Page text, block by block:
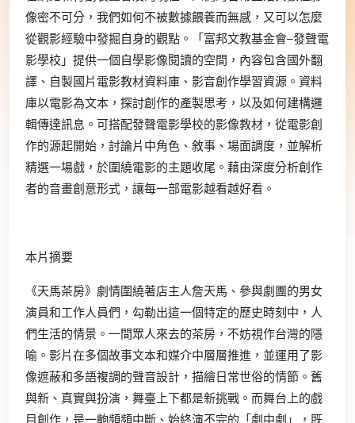
像密不可分，我們如何不被數據餵養而無感，又可以怎麼
從觀影經驗中發掘自身的觀點。「富邦文教基金會─發聲電
影學校」提供一個自學影像閱讀的空間，內容包含國外翻
譯、自製國片電影教材資料庫、影音創作學習資源。資料
庫以電影為文本，探討創作的產製思考，以及如何建構邏
輯傳達訊息。可搭配發聲電影學校的影像教材，從電影創
作的源起開始，討論片中角色、敘事、場面調度，並解析
精選一場戲，於圍繞電影的主題收尾。藉由深度分析創作
者的音畫創意形式，讓每一部電影越看越好看。
本片摘要
《天馬茶房》劇情圍繞著店主人詹天馬、參與劇團的男女
演員和工作人員們，勾勒出這一個特定的歷史時刻中，人
們生活的情景。一間眾人來去的茶房，不妨視作台灣的隱
喻。影片在多個故事文本和媒介中層層推進，並運用了影
像遮蔽和多語複調的聲音設計，描繪日常世俗的情節。舊
與新、真實與扮演，舞臺上下都是新挑戰。而舞台上的戲
目創作，是一齣頻頻中斷、始終演不完的「劇中劇」，既